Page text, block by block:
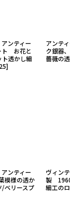
ンティー
ト お花と
透かし細
]
アンテ
ク銀器
薔薇の
ンティー
模様の透か
/ベリースプ
ヴィン
製
細工の